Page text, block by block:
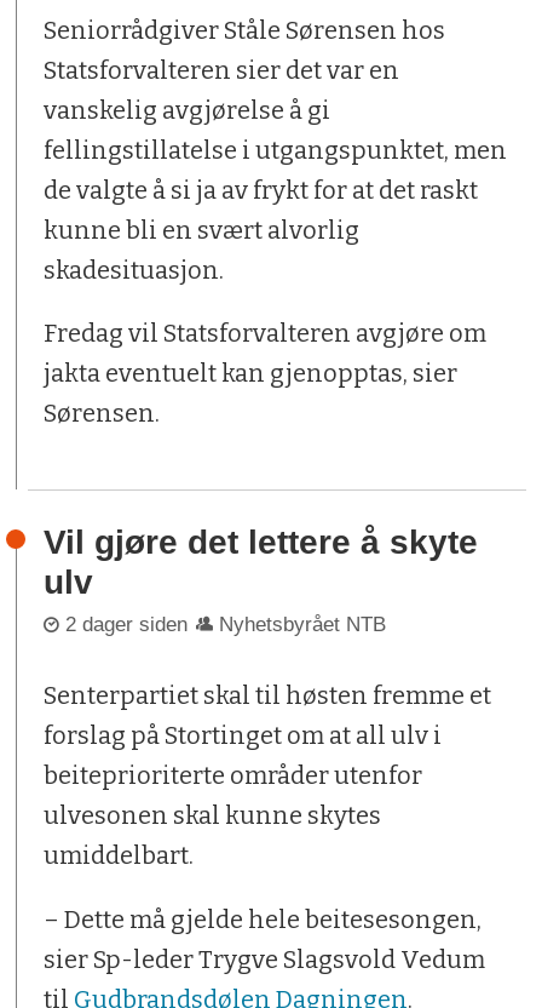
Seniorrådgiver Ståle Sørensen hos
Statsforvalteren sier det var en
vanskelig avgjørelse å gi
fellingstillatelse i utgangspunktet, men
de valgte å si ja av frykt for at det raskt
kunne bli en svært alvorlig
skadesituasjon.
Fredag vil Statsforvalteren avgjøre om
jakta eventuelt kan gjenopptas, sier
Sørensen.
Vil gjøre det lettere å skyte
ulv
2 dager siden Nyhetsbyrået NTB
Senterpartiet skal til høsten fremme et
forslag på Stortinget om at all ulv i
beiteprioriterte områder utenfor
ulvesonen skal kunne skytes
umiddelbart.
– Dette må gjelde hele beitesesongen,
sier Sp-leder Trygve Slagsvold Vedum
til Gudbrandsdølen Dagningen.